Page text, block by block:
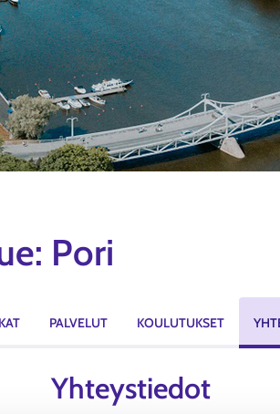
Pori
PALVELUT KOULUTUKSET
Yhteystiedot